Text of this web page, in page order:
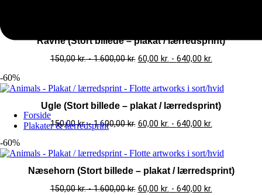
Forside
Plakater & lærredsprint
Ravne (Stort billede – plakat / lærredsprint)
150,00kr.-1.600,00kr. 60,00 kr. - 640,00 kr.
-60%
Ugle (Stort billede – plakat / lærredsprint)
150,00kr.-1.600,00kr. 60,00 kr. - 640,00 kr.
-60%
Næsehorn (Stort billede – plakat / lærredsprint)
150,00kr.-1.600,00kr. 60,00 kr. - 640,00 kr.